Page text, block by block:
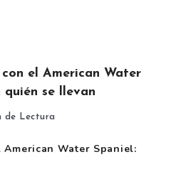
el American Water
quién se llevan
de Lectura
Water Spaniel: